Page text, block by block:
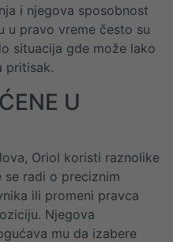
i njegova sposobnost
u pravo vreme često su
situacija gde može lako
pritisak.
U
Oriol koristi raznolike
se radi o preciznim
ili promeni pravca
Njegova
mu da izabere